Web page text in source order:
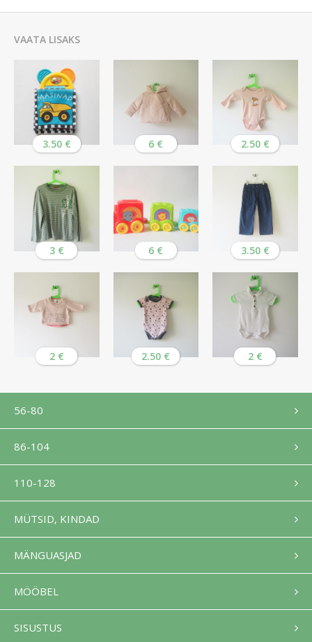
VAATA LISAKS
3.50 € 6 € 2.50 €
3 € 6 € 3.50 €
2 € 2.50 € 2 €
56-80
86-104
110-128
MÜTSID, KINDAD
MÄNGUASJAD
MÖÖBEL
SISUSTUS